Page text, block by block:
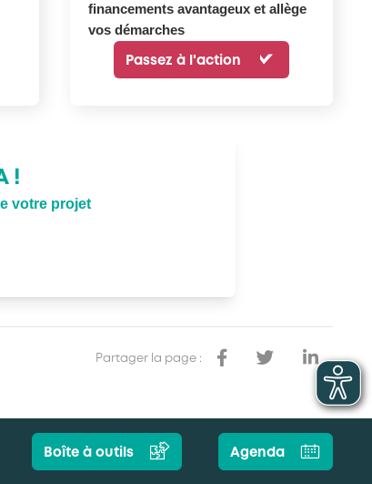
financements avantageux et allège
vos démarches
Passez à l'action
!
votre projet
Partager la page :
Boîte à outils Agenda